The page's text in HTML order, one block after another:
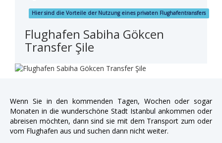
Hier sind die Vorteile der Nutzung eines privaten Flughafentransfers
Flughafen Sabiha Gökcen
Transfer Şile
Wenn Sie in den kommenden Tagen, Wochen oder sogar
Monaten in die wunderschöne Stadt Istanbul ankommen oder
abreisen möchten, dann sind sie mit dem Transport zum oder
vom Flughafen aus und suchen dann nicht weiter.